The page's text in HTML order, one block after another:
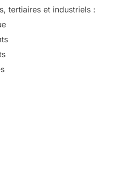
tertiaires et industriels :